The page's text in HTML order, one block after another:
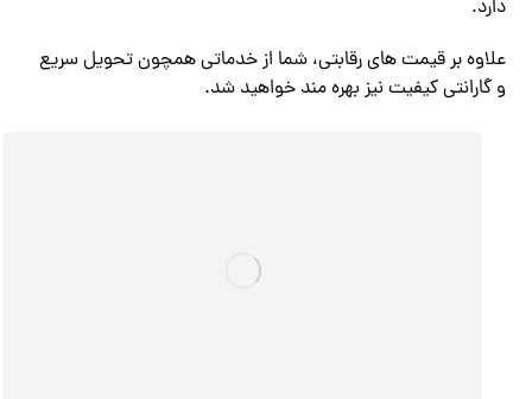
دارد.
علاوه بر قیمت های رقابتی، شما از خدماتی همچون تحویل سریع
و گارانتی کیفیت نیز بهره مند خواهید شد.